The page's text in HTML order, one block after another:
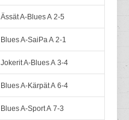
Ässät A-Blues A 2-5
Blues A-SaiPa A 2-1
Jokerit A-Blues A 3-4
Blues A-Kärpät A 6-4
Blues A-Sport A 7-3